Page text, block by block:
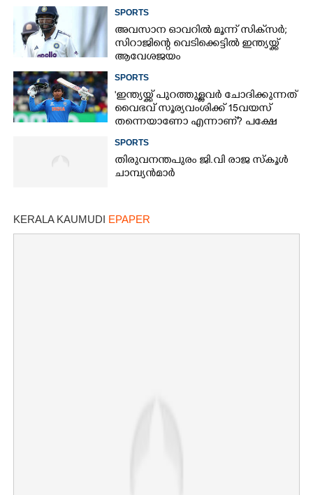
ക്യാപ്‌ടൻ
SPORTS
അവസാന ഓവറിൽ മൂന്ന് സിക്‌സർ;
സിറാജിന്റെ വെടിക്കെട്ടിൽ ഇന്ത്യയ്ക്ക്
ആവേശജയം
SPORTS
'ഇന്ത്യയ്ക്ക് പുറത്തുള്ളവർ ചോദിക്കുന്നത്
വൈഭവ് സൂര്യവംശിക്ക് 15വയസ്
തന്നെയാണോ എന്നാണ്? പക്ഷേ
SPORTS
തിരുവനന്തപുരം ജി.വി രാജ സ്കൂൾ
ചാമ്പ്യൻമാർ
KERALA KAUMUDI EPAPER